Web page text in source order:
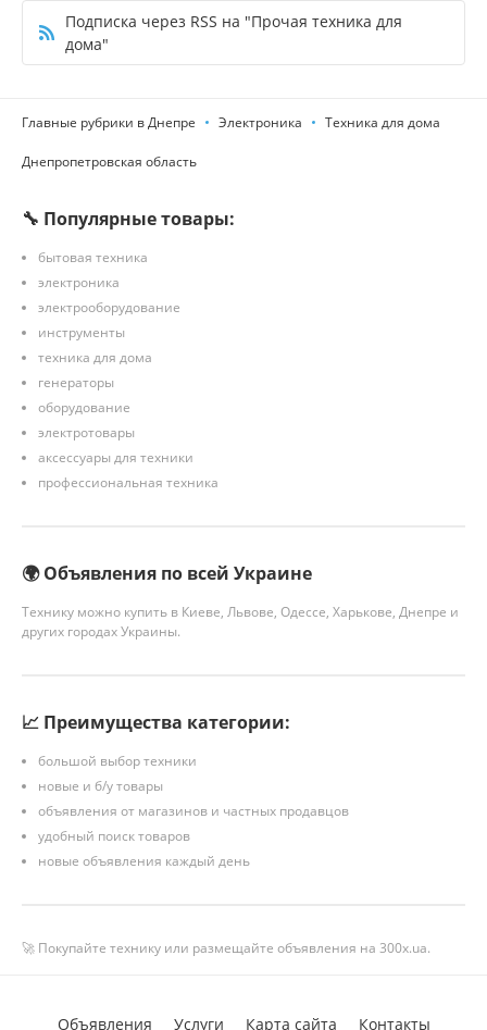
Подписка через RSS на "Прочая техника для
дома"
Главные рубрики в Днепре Электроника Техника для дома
Днепропетровская область
🔧 Популярные товары:
бытовая техника
электроника
электрооборудование
инструменты
техника для дома
генераторы
оборудование
электротовары
аксессуары для техники
профессиональная техника
🌍 Объявления по всей Украине
Технику можно купить в Киеве, Львове, Одессе, Харькове, Днепре и
других городах Украины.
📈 Преимущества категории:
большой выбор техники
новые и б/у товары
объявления от магазинов и частных продавцов
удобный поиск товаров
новые объявления каждый день
🚀 Покупайте технику или размещайте объявления на 300x.ua.
Объявления Услуги Карта сайта Контакты